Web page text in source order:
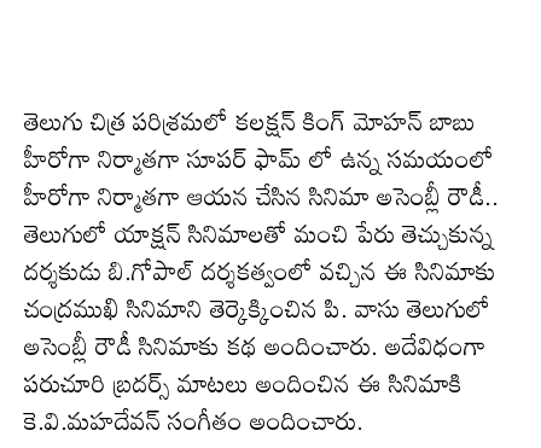
తెలుగు చిత్ర పరిశ్రమలో కలక్షన్ కింగ్‌ మోహన్ బాబు
హీరోగా నిర్మాతగా సూపర్ ఫామ్ లో ఉన్న సమయంలో
హీరోగా నిర్మాతగా ఆయన చేసిన సినిమా అసెంబ్లీ రౌడీ..
తెలుగులో యాక్షన్ సినిమాలతో మంచి పేరు తెచ్చుకున్న‌
దర్శకుడు బి.గోపాల్ దర్శకత్వంలో వచ్చిన ఈ సినిమాకు
చంద్రముఖి సినిమాని తెర్కెక్కించిన పి. వాసు తెలుగులో
అసెంబ్లీ రౌడీ సినిమాకు కథ అందించారు. అదేవిధంగా
పరుచూరి బ్రదర్స్ మాటలు అందించిన ఈ సినిమాకి
కె.వి.మహదేవన్ సంగీతం అందించారు.